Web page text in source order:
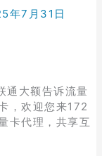
年7月31日
通大额告诉流量
，欢迎您来172
卡代理，共享互